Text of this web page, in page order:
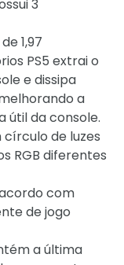
3
1,97
PS5 extrai o
e dissipa
a
útil da console.
de luzes
RGB diferentes
com
de jogo
a última